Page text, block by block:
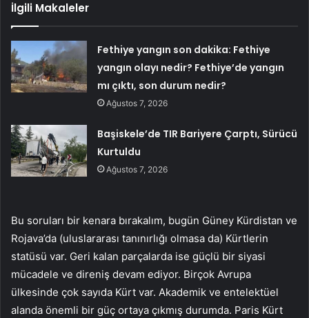
İlgili Makaleler
Fethiye yangın son dakika: Fethiye
yangın olayı nedir? Fethiye’de yangın
mı çıktı, son durum nedir?
Ağustos 7, 2026
Başiskele’de TIR Bariyere Çarptı, Sürücü
Kurtuldu
Ağustos 7, 2026
Bu soruları bir kenara bırakalım, bugün Güney Kürdistan ve
Rojava’da (uluslararası tanınırlığı olmasa da) Kürtlerin
statüsü var. Geri kalan parçalarda ise güçlü bir siyasi
mücadele ve direniş devam ediyor. Birçok Avrupa
ülkesinde çok sayıda Kürt var. Akademik ve entelektüel
alanda önemli bir güç ortaya çıkmış durumda. Paris Kürt